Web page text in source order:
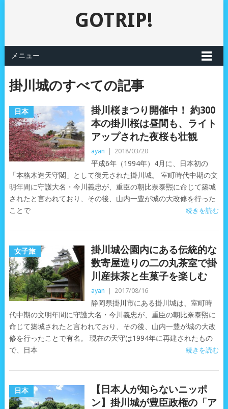
GOTRIP!
メニュー
掛川城のすべての記事
日本
掛川桜まつり開催中！ 約300
本の掛川桜は昼間も、ライト
アップされた夜桜も壮観
ayan 2018/03/20
平成6年（1994年）4月に、日本初の
「本格木造天守閣」として復元された掛川城。 室町時代中期の文
明年間に守護大名・今川義忠が、重臣の朝比奈泰煕に命じて築城
されたと言われており、その後、山内一豊が城の大改修を行った
ことで
続きを読む
女子旅
掛川城公園内にある伝統的な
数寄屋造りの二の丸茶室で掛
川産抹茶と生菓子を楽しむ
ayan 2017/08/16
静岡県掛川市にある掛川城は、室町時
代中期の文明年間に守護大名・今川義忠が、重臣の朝比奈泰煕に
命じて築城されたと言われており、その後、山内一豊が城の大改
修を行ったことで有名。 現在の天守は1994年に再建されたもの
で、日本
続きを読む
日本
【日本人が知らないニッポ
ン】掛川城が豊臣政権の「ア